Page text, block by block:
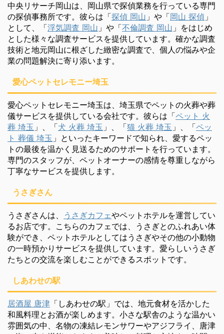
中央リサーチ岡山は、岡山県で探偵業務を行っている専門
の探偵事務所です。彼らは「探偵 岡山 」や「岡山 探偵 」
として、「浮気調査 岡山 」や「不倫調査 岡山 」をはじめ
とした様々な調査サービスを提供しています。確かな調査
技術と地元岡山に根ざした緻密な調査で、個人の悩みや企
業の問題解決に寄り添います。
愛心ペットセレモニー埼玉
愛心ペットセレモニー埼玉は、埼玉県でペットの火葬や葬
儀サービスを提供している会社です。彼らは「ペット 火
葬 埼玉 」、「犬 火葬 埼玉 」、「猫 火葬 埼玉 」、「ペッ
ト 葬儀 埼玉 」といったキーワードで知られ、愛するペッ
トの最後を温かく見送るためのサポートを行っています。
専門のスタッフが、ペットオーナーの感情を尊重しながら
丁寧なサービスを提供します。
うさぎさん
うさぎさんは、 うさぎカフェやペットホテルを運営してい
るお店です。こちらのカフェでは、うさぎとのふれあい体
験ができ、ペットホテルとしてはうさぎやその他の小動物
の一時預かりサービスを提供しています。愛らしいうさぎ
たちとの交流を楽しむことができるスポットです。
しあわせの駅
居酒屋 唐津 「しあわせの駅」では、地元食材を活かした
和風料理とお酒が楽しめます。小さな駅舎のような温かい
雰囲気の中、名物の凍結レモンサワーやアジフライ、唐津